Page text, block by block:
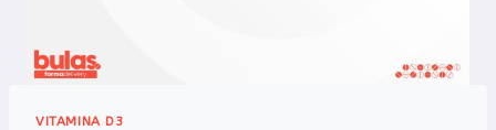
VITAMINA D3